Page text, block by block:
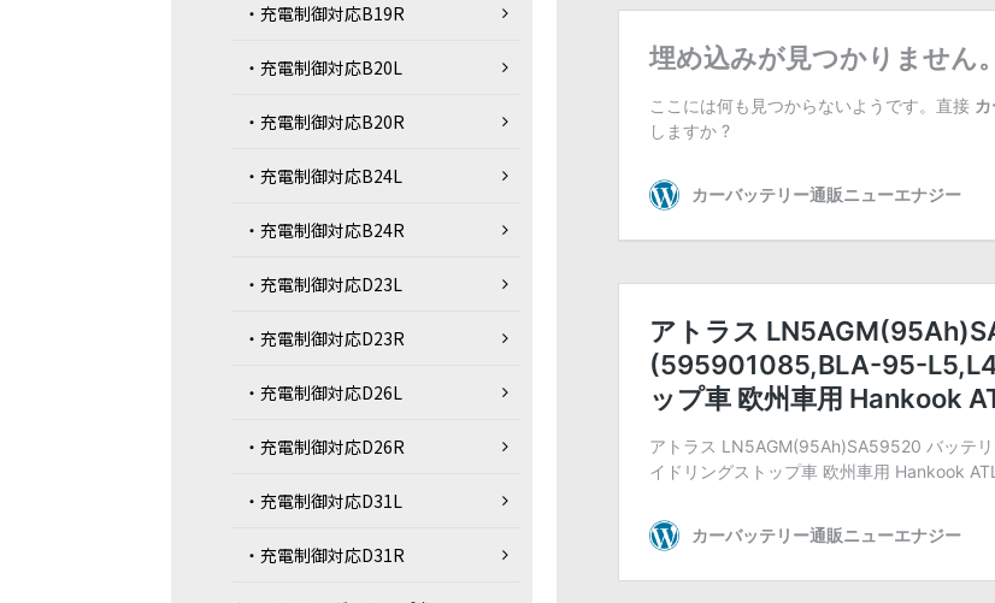
・充電制御対応B19R
・充電制御対応B20L
・充電制御対応B20R
・充電制御対応B24L
・充電制御対応B24R
・充電制御対応D23L
・充電制御対応D23R
・充電制御対応D26L
・充電制御対応D26R
・充電制御対応D31L
・充電制御対応D31R